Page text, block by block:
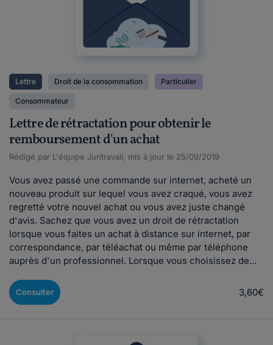
Lettre Droit de la consommation Particulier
Consommateur
Lettre de rétractation pour obtenir le
remboursement d'un achat
Rédigé par L'équipe Juritravail, mis à jour le 25/09/2019
Vous avez passé une commande sur internet, acheté un
nouveau produit sur lequel vous avez craqué, vous avez
regretté votre nouvel achat ou vous avez juste changé
d'avis. Sachez que vous avez un droit de rétractation
lorsque vous faites un achat à distance sur internet, par
correspondance, par téléachat ou même par téléphone
auprès d'un professionnel. Lorsque vous choisissez de...
Consulter 3,60€